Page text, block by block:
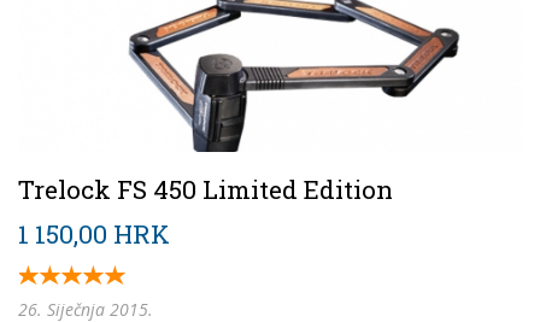
Trelock FS 450 Limited Edition
1 150,00 HRK
26. Siječnja 2015.